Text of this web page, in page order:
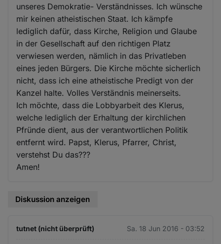
unseres Demokratie- Verständnisses. Ich wünsche
mir keinen atheistischen Staat. Ich kämpfe
lediglich dafür, dass Kirche, Religion und Glaube
in der Gesellschaft auf den richtigen Platz
verwiesen werden, nämlich in das Privatleben
eines jeden Bürgers. Die Kirche möchte sicherlich
nicht, dass ich eine atheistische Predigt von der
Kanzel halte. Volles Verständnis meinerseits.
Ich möchte, dass die Lobbyarbeit des Klerus,
welche lediglich der Erhaltung der kirchlichen
Pfründe dient, aus der verantwortlichen Politik
entfernt wird. Papst, Klerus, Pfarrer, Christ,
verstehst Du das???
Amen!
Diskussion anzeigen
tutnet (nicht überprüft) Sa. 18 Jun 2016 - 03:52